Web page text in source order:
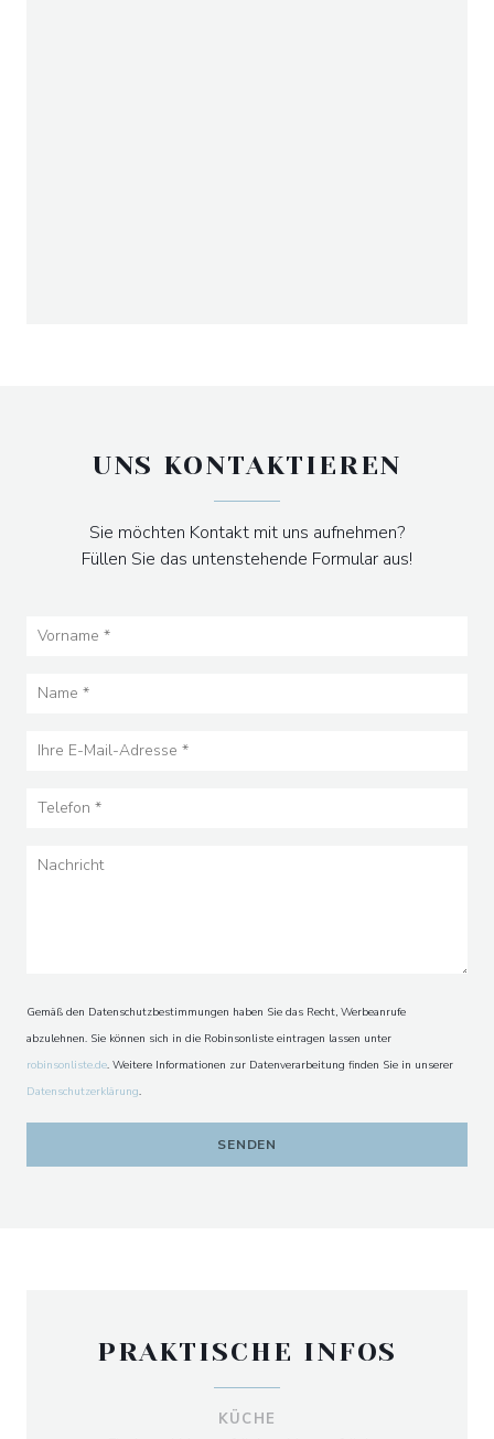
UNS KONTAKTIEREN
Sie möchten Kontakt mit uns aufnehmen?
Füllen Sie das untenstehende Formular aus!
Gemäß den Datenschutzbestimmungen haben Sie das Recht, Werbeanrufe
abzulehnen. Sie können sich in die Robinsonliste eintragen lassen unter
robinsonliste.de. Weitere Informationen zur Datenverarbeitung finden Sie in unserer
Datenschutzerklärung.
PRAKTISCHE INFOS
KÜCHE